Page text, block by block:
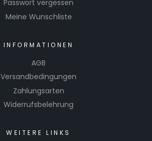
Passwort vergessen
Meine Wunschliste
INFORMATIONEN
AGB
Versandbedingungen
Zahlungsarten
Widerrufsbelehrung
WEITERE LINKS